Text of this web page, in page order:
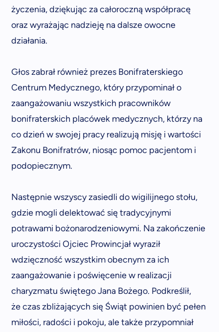
życzenia, dziękując za całoroczną współpracę
oraz wyrażając nadzieję na dalsze owocne
działania.
Głos zabrał również prezes Bonifraterskiego
Centrum Medycznego, który przypominał o
zaangażowaniu wszystkich pracowników
bonifraterskich placówek medycznych, którzy na
co dzień w swojej pracy realizują misję i wartości
Zakonu Bonifratrów, niosąc pomoc pacjentom i
podopiecznym.
Następnie wszyscy zasiedli do wigilijnego stołu,
gdzie mogli delektować się tradycyjnymi
potrawami bożonarodzeniowymi. Na zakończenie
uroczystości Ojciec Prowincjał wyraził
wdzięczność wszystkim obecnym za ich
zaangażowanie i poświęcenie w realizacji
charyzmatu świętego Jana Bożego. Podkreślił,
że czas zbliżających się Świąt powinien być pełen
miłości, radości i pokoju, ale także przypomniał